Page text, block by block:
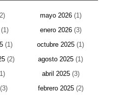
mayo 2026(1)
enero 2026(3)
(1) octubre 2025 (1)
(2) agosto 2025 (1)
abril 2025(3)
febrero 2025(2)